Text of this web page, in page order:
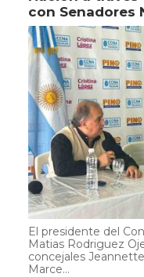
con Senadores
El presidente del
Matias Rodriguez
concejales
Marce...